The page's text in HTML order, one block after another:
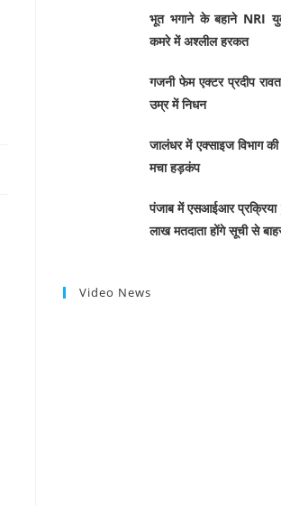
भूत भगाने के बहाने NRI
कमरे में अश्लील हरकत
गजनी फेम एक्टर प्रदीप
उम्र में निधन
जालंधर में एक्साइज विभाग की
मचा हड़कंप
पंजाब में एसआईआर
लाख मतदाता होंगे सूची से
Video News